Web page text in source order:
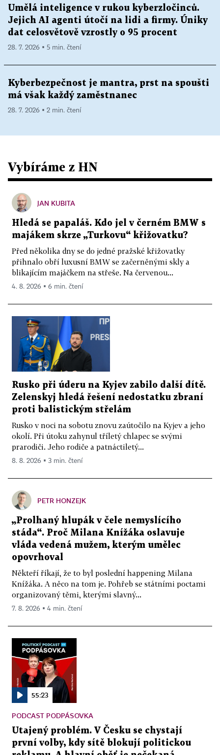
Umělá inteligence v rukou kyberzločinců.
Jejich AI agenti útočí na lidi a firmy. Úniky
dat celosvětově vzrostly o 95 procent
28. 7. 2026 ▪ 5 min. čtení
Kyberbezpečnost je mantra, prst na spoušti
má však každý zaměstnanec
28. 7. 2026 ▪ 2 min. čtení
Vybíráme z HN
JAN KUBITA
Hledá se papaláš. Kdo jel v černém BMW s
majákem skrze „Turkovu“ křižovatku?
Před několika dny se do jedné pražské křižovatky
přihnalo obří luxusní BMW se začerněnými skly a
blikajícím majáčkem na střeše. Na červenou...
4. 8. 2026 ▪ 6 min. čtení
Rusko při úderu na Kyjev zabilo další dítě.
Zelenskyj hledá řešení nedostatku zbraní
proti balistickým střelám
Rusko v noci na sobotu znovu zaútočilo na Kyjev a jeho
okolí. Při útoku zahynul tříletý chlapec se svými
prarodiči. Jeho rodiče a patnáctiletý...
8. 8. 2026 ▪ 3 min. čtení
PETR HONZEJK
„Prolhaný hlupák v čele nemyslícího
stáda“. Proč Milana Knížáka oslavuje
vláda vedená mužem, kterým umělec
opovrhoval
Někteří říkají, že to byl poslední happening Milana
Knížáka. A něco na tom je. Pohřeb se státními poctami
organizovaný těmi, kterými slavný...
7. 8. 2026 ▪ 4 min. čtení
55:23
PODCAST PODPÁSOVKA
Utajený problém. V Česku se chystají
první volby, kdy sítě blokují politickou